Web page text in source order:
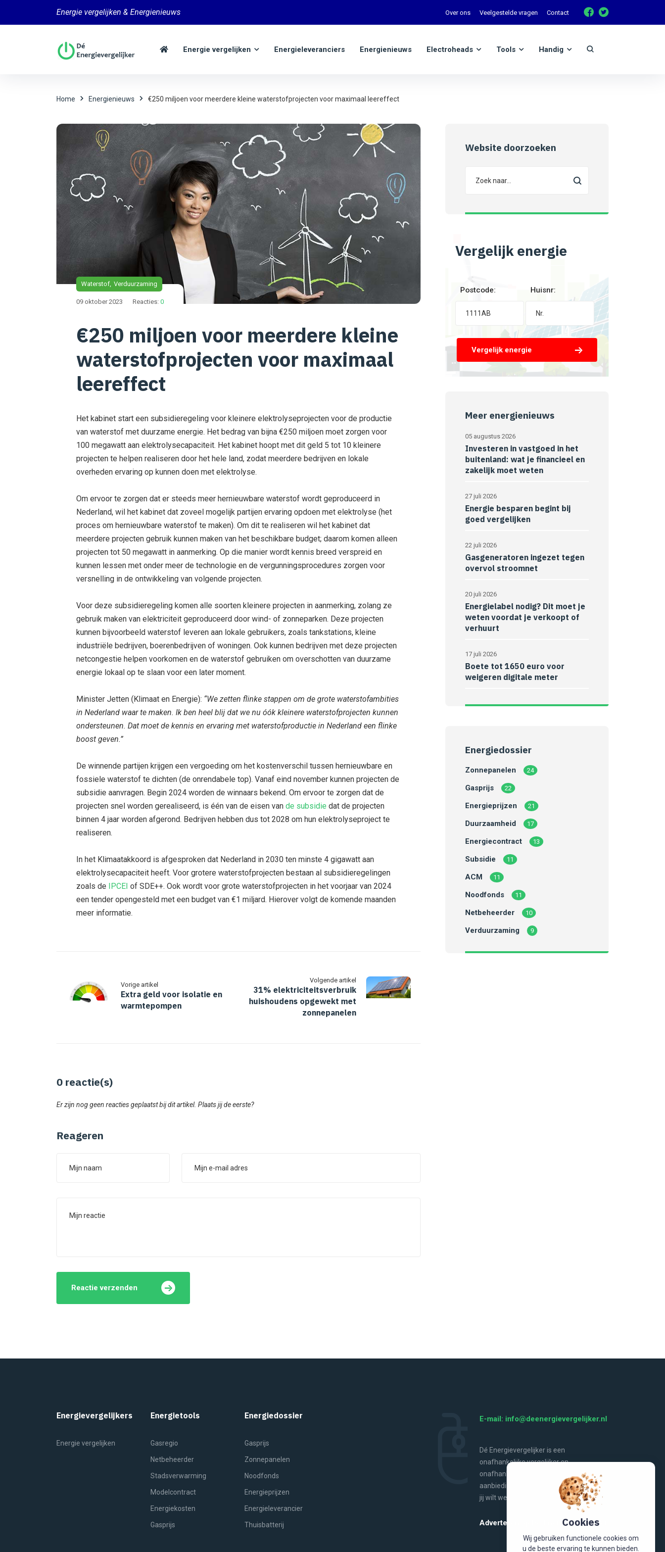
Energie vergelijken & Energienieuws Over ons Veelgestelde vragen Contact
Energie vergelijken Energieleveranciers Energienieuws Electroheads Tools Handig
Home Energienieuws €250 miljoen voor meerdere kleine waterstofprojecten voor maximaal leereffect
Waterstof Verduurzaming
09 oktober 2023 Reacties: 0
€250 miljoen voor meerdere kleine
waterstofprojecten voor maximaal
leereffect
Het kabinet start een subsidieregeling voor kleinere elektrolyseprojecten voor de productie
van waterstof met duurzame energie. Het bedrag van bijna €250 miljoen moet zorgen voor
100 megawatt aan elektrolysecapaciteit. Het kabinet hoopt met dit geld 5 tot 10 kleinere
projecten te helpen realiseren door het hele land, zodat meerdere bedrijven en lokale
overheden ervaring op kunnen doen met elektrolyse.
Om ervoor te zorgen dat er steeds meer hernieuwbare waterstof wordt geproduceerd in
Nederland, wil het kabinet dat zoveel mogelijk partijen ervaring opdoen met elektrolyse (het
proces om hernieuwbare waterstof te maken). Om dit te realiseren wil het kabinet dat
meerdere projecten gebruik kunnen maken van het beschikbare budget; daarom komen alleen
projecten tot 50 megawatt in aanmerking. Op die manier wordt kennis breed verspreid en
kunnen lessen met onder meer de technologie en de vergunningsprocedures zorgen voor
versnelling in de ontwikkeling van volgende projecten.
Voor deze subsidieregeling komen alle soorten kleinere projecten in aanmerking, zolang ze
gebruik maken van elektriciteit geproduceerd door wind- of zonneparken. Deze projecten
kunnen bijvoorbeeld waterstof leveren aan lokale gebruikers, zoals tankstations, kleine
industriële bedrijven, boerenbedrijven of woningen. Ook kunnen bedrijven met deze projecten
netcongestie helpen voorkomen en de waterstof gebruiken om overschotten van duurzame
energie lokaal op te slaan voor een later moment.
Minister Jetten (Klimaat en Energie): “We zetten flinke stappen om de grote waterstofambities
in Nederland waar te maken. Ik ben heel blij dat we nu óók kleinere waterstofprojecten kunnen
ondersteunen. Dat moet de kennis en ervaring met waterstofproductie in Nederland een flinke
boost geven.”
De winnende partijen krijgen een vergoeding om het kostenverschil tussen hernieuwbare en
fossiele waterstof te dichten (de onrendabele top). Vanaf eind november kunnen projecten de
subsidie aanvragen. Begin 2024 worden de winnaars bekend. Om ervoor te zorgen dat de
projecten snel worden gerealiseerd, is één van de eisen van de subsidie dat de projecten
binnen 4 jaar worden afgerond. Bedrijven hebben dus tot 2028 om hun elektrolyseproject te
realiseren.
In het Klimaatakkoord is afgesproken dat Nederland in 2030 ten minste 4 gigawatt aan
elektrolysecapaciteit heeft. Voor grotere waterstofprojecten bestaan al subsidieregelingen
zoals de IPCEI of SDE++. Ook wordt voor grote waterstofprojecten in het voorjaar van 2024
een tender opengesteld met een budget van €1 miljard. Hierover volgt de komende maanden
meer informatie.
Vorige artikel
Extra geld voor isolatie en
warmtepompen
Volgende artikel
31% elektriciteitsverbruik
huishoudens opgewekt met
zonnepanelen
0 reactie(s)
Er zijn nog geen reacties geplaatst bij dit artikel. Plaats jij de eerste?
Reageren
Reactie verzenden
Website doorzoeken
Vergelijk energie
Postcode: Huisnr:
Vergelijk energie
Meer energienieuws
05 augustus 2026
Investeren in vastgoed in het
buitenland: wat je financieel en
zakelijk moet weten
27 juli 2026
Energie besparen begint bij
goed vergelijken
22 juli 2026
Gasgeneratoren ingezet tegen
overvol stroomnet
20 juli 2026
Energielabel nodig? Dit moet je
weten voordat je verkoopt of
verhuurt
17 juli 2026
Boete tot 1650 euro voor
weigeren digitale meter
Energiedossier
Zonnepanelen 24
Gasprijs 22
Energieprijzen 21
Duurzaamheid 17
Energiecontract 13
Subsidie 11
ACM 11
Noodfonds 11
Netbeheerder 10
Verduurzaming 9
Energievergelijkers
Energie vergelijken
Energietools
Gasregio
Netbeheerder
Stadsverwarming
Modelcontract
Energiekosten
Gasprijs
Energiedossier
Gasprijs
Zonnepanelen
Noodfonds
Energieprijzen
Energieleverancier
Thuisbatterij
E-mail: info@deenergievergelijker.nl
Dé Energievergelijker is een
onafhankelijke vergelijker en
onafhankelijke bron van energienieuws,
aanbiedingen, handige tools en alles wat
jij wilt weten over energie.
Adverteren op De Energievergelijker
Cookies
Wij gebruiken functionele cookies om
u de beste ervaring te kunnen bieden.